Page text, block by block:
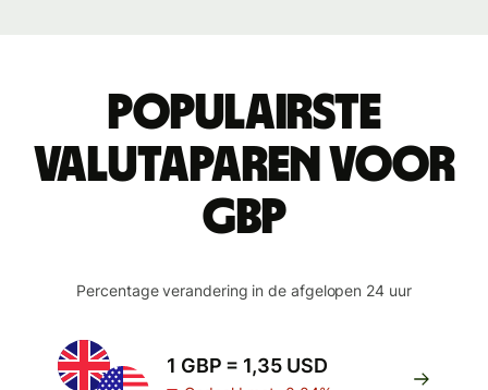
Populairste
valutaparen voor
GBP
Percentage verandering in de afgelopen 24 uur
1 GBP = 1,35 USD